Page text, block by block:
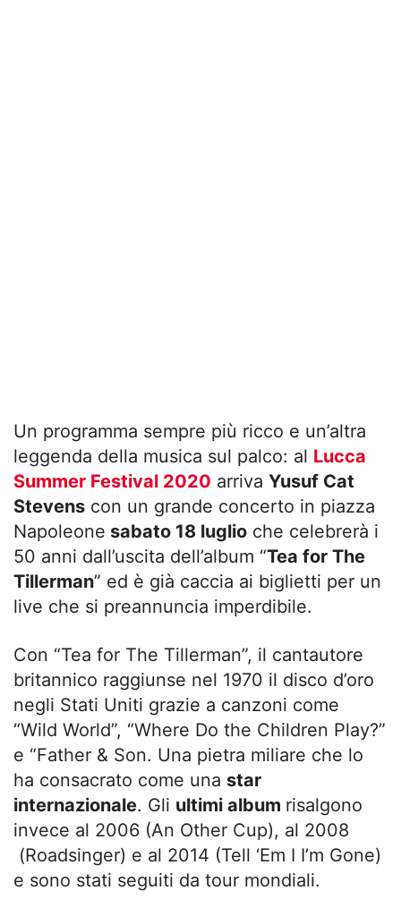
Un programma sempre più ricco e un’altra
leggenda della musica sul palco: al Lucca
Summer Festival 2020 arriva Yusuf Cat
Stevens con un grande concerto in piazza
Napoleone sabato 18 luglio che celebrerà i
50 anni dall’uscita dell’album “Tea for The
Tillerman” ed è già caccia ai biglietti per un
live che si preannuncia imperdibile.
Con “Tea for The Tillerman”, il cantautore
britannico raggiunse nel 1970 il disco d’oro
negli Stati Uniti grazie a canzoni come
“Wild World”, “Where Do the Children Play?”
e “Father & Son. Una pietra miliare che lo
ha consacrato come una star
internazionale. Gli ultimi album risalgono
invece al 2006 (An Other Cup), al 2008
(Roadsinger) e al 2014 (Tell ‘Em I I’m Gone)
e sono stati seguiti da tour mondiali.